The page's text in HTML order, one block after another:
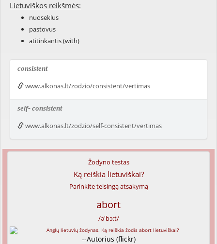
Lietuviškos reikšmės:
nuoseklus
pastovus
atitinkantis (with)
consistent
www.alkonas.lt/zodzio/consistent/vertimas
self-consistent
www.alkonas.lt/zodzio/self-consistent/vertimas
Žodyno testas
Ką reiškia lietuviškai?
Parinkite teisingą atsakymą
abort
/ə'bɔ:t/
--Autorius (flickr)